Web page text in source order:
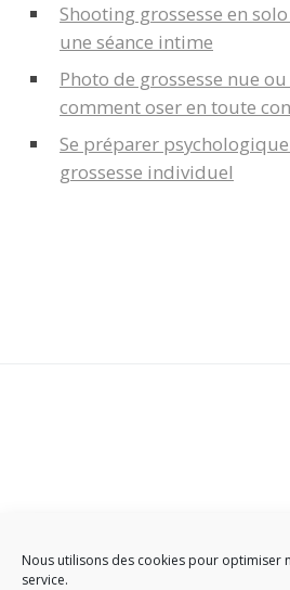
Nous utilisons des cookies pour optimiser
service.
Shooting grossesse en
une séance intime
Photo de grossesse nue
comment oser en toute
Se préparer
grossesse individuel